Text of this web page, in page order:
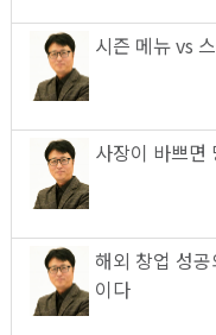
시즌 메뉴 vs
사장이 바쁘면
해외 창업 성
이다